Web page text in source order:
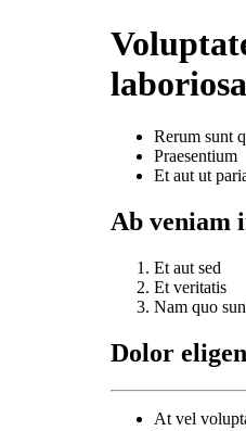
Rerum sunt
Praesentium
Et aut ut
Ab veniam
Et aut sed
Et veritatis
Nam quo
Dolor
At vel